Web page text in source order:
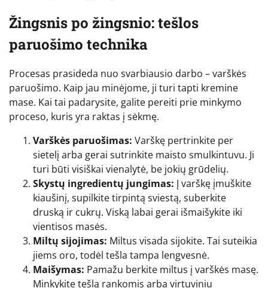
Žingsnis po žingsnio: tešlos
paruošimo technika
Procesas prasideda nuo svarbiausio darbo – varškės
paruošimo. Kaip jau minėjome, ji turi tapti kremine
mase. Kai tai padarysite, galite pereiti prie minkymo
proceso, kuris yra raktas į sėkmę.
Varškės paruošimas: Varškę pertrinkite per
sietelį arba gerai sutrinkite maisto smulkintuvu. Ji
turi būti visiškai vienalytė, be jokių grūdelių.
Skystų ingredientų jungimas: Į varškę įmuškite
kiaušinį, supilkite tirpintą sviestą, suberkite
druską ir cukrų. Viską labai gerai išmaišykite iki
vientisos masės.
Miltų sijojimas: Miltus visada sijokite. Tai suteikia
jiems oro, todėl tešla tampa lengvesnė.
Maišymas: Pamažu berkite miltus į varškės masę.
Minkykite tešlą rankomis arba virtuviniu